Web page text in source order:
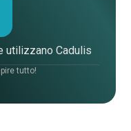
utilizzano Cadulis
tutto!